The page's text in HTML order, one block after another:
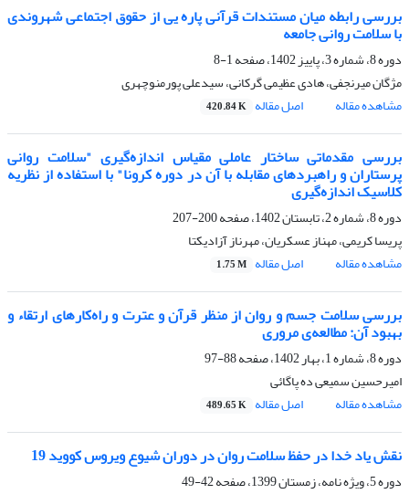
بررسی رابطه میان مستندات قرآنی پاره یی از حقوق اجتماعی شهروندی
با سلامت روانی جامعه
دوره 8، شماره 3، پاییز 1402، صفحه
1-8
مژگان میرنجفی، هادی عظیمی گرکانی، سیدعلی پورمنوچهری
مشاهده مقاله
اصل مقاله 420.84 K
بررسی مقدماتی ساختار عاملی مقیاس اندازه‌گیری "سلامت روانی
پرستاران و راهبردهای مقابله با آن در دوره کرونا" با استفاده از نظریه
کلاسیک اندازه‌گیری
دوره 8، شماره 2، تابستان 1402، صفحه
200-207
پریسا کریمی، مهناز عسکریان، مهرناز آزادیکتا
مشاهده مقاله
اصل مقاله 1.75 M
بررسی سلامت جسم و روان از منظر قرآن و عترت و راه‌کارهای ارتقاء و
بهبود آن: مطالعه‌ی مروری
دوره 8، شماره 1، بهار 1402، صفحه
88-97
امیرحسین سمیعی ده پاگائی
مشاهده مقاله
اصل مقاله 489.65 K
نقش یاد خدا در حفظ سلامت روان در دوران شیوع ویروس کووید 19
دوره 5، ویژه نامه، زمستان 1399، صفحه
42-49